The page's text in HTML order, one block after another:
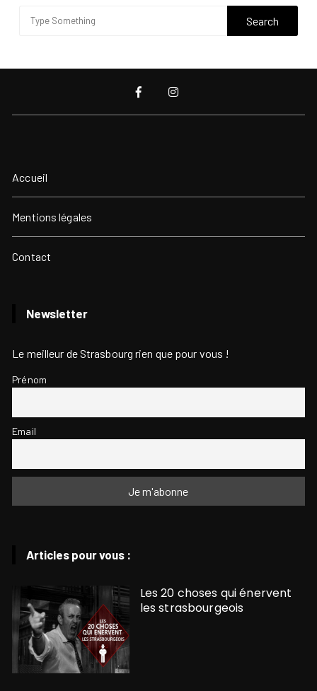
Accueil
Mentions légales
Contact
Newsletter
Le meilleur de Strasbourg rien que pour vous !
Prénom
Email
Articles pour vous :
Les 20 choses qui énervent
les strasbourgeois